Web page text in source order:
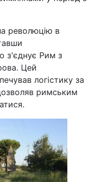
революцію в
з'єднує Рим з
Цей
логістику за
римським